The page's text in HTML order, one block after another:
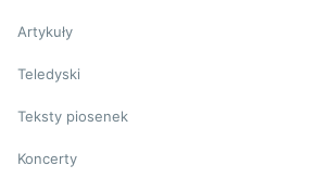
Artykuły
Teledyski
Teksty piosenek
Koncerty